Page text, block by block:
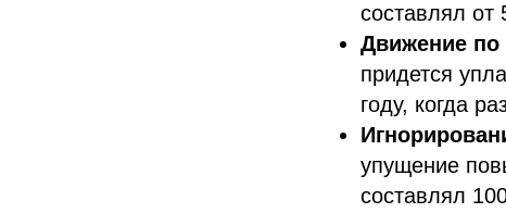
составлял от
Движение по
придется
году, когда
упущение
составлял